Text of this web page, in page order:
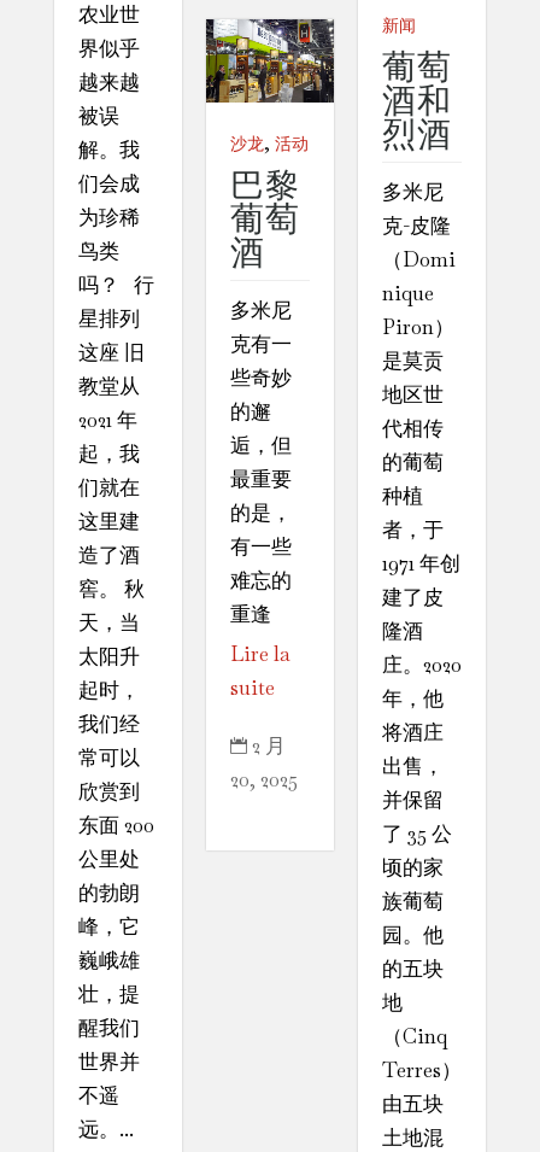
农业世
界似乎
越来越
被误
解。我
们会成
为珍稀
鸟类
吗？ 行
星排列
这座 旧
教堂从
2021 年
起，我
们就在
这里建
造了酒
窖。 秋
天，当
太阳升
起时，
我们经
常可以
欣赏到
东面 200
公里处
的勃朗
峰，它
巍峨雄
壮，提
醒我们
世界并
不遥
远。...
新闻
葡萄
酒和
烈酒
多米尼
克-皮隆
（Domi
nique
Piron）
是莫贡
地区世
代相传
的葡萄
种植
者，于
1971 年创
建了皮
隆酒
庄。2020
年，他
将酒庄
出售，
并保留
了 35 公
顷的家
族葡萄
园。他
的五块
地
（Cinq
Terres）
由五块
土地混
沙龙, 活动
巴黎
葡萄
酒
多米尼
克有一
些奇妙
的邂
逅，但
最重要
的是，
有一些
难忘的
重逢
Lire la
suite
 2 月
20, 2025